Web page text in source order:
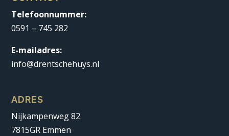
Telefoonnummer:
0591 – 745 282
E-mailadres:
info@drentschehuys.nl
ADRES
Nijkampenweg 82
7815GR Emmen